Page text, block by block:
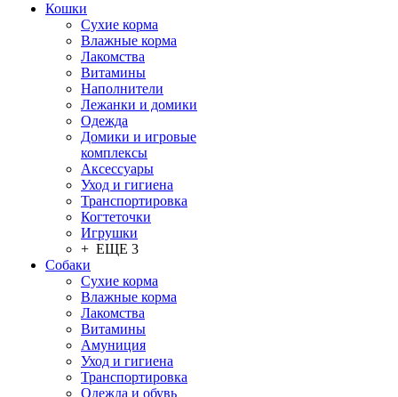
Кошки
Сухие корма
Влажные корма
Лакомства
Витамины
Наполнители
Лежанки и домики
Одежда
Домики и игровые
комплексы
Аксессуары
Уход и гигиена
Транспортировка
Когтеточки
Игрушки
+ ЕЩЕ 3
Собаки
Сухие корма
Влажные корма
Лакомства
Витамины
Амуниция
Уход и гигиена
Транспортировка
Одежда и обувь